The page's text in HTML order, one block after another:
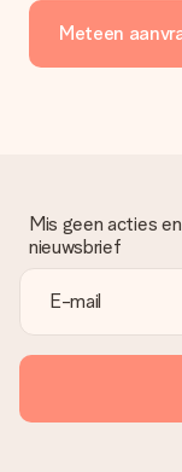
Meteen
Mis geen acties
nieuwsbrief